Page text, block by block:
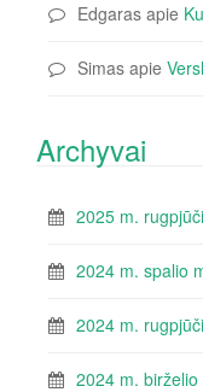
Edgaras apie
Simas apie
Archyvai
2025 m.
2024 m. spalio
2024 m.
2024 m. birželio